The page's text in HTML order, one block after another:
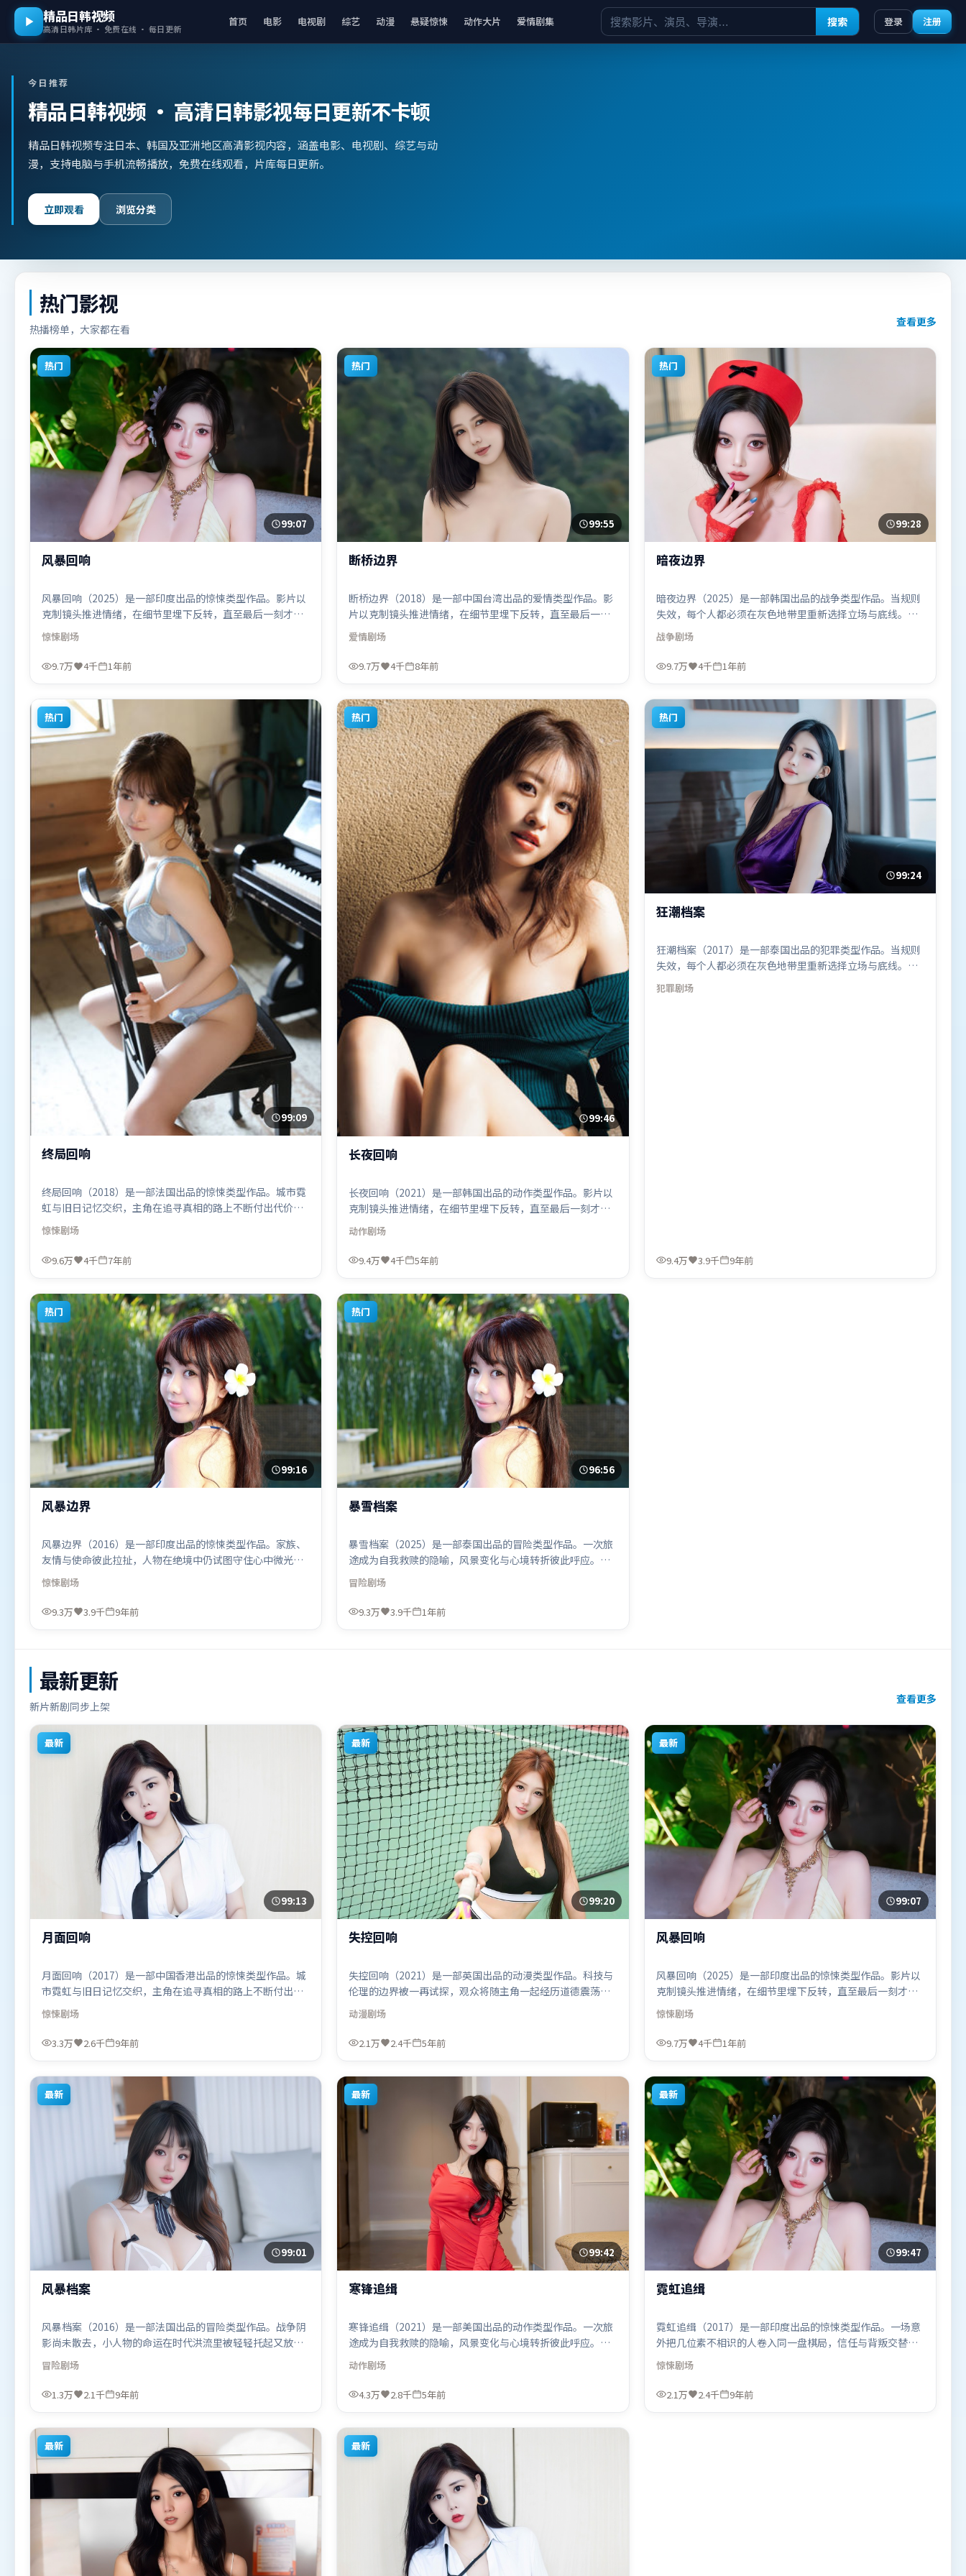
精品日韩视频
高清日韩片库 · 免费在线 · 每日更新
首页 电影 电视剧 综艺 动漫 悬疑惊悚 动作大片 爱情剧集 搜索 登录 注册
今日推荐
精品日韩视频 · 高清日韩影视每日更新不卡顿
精品日韩视频专注日本、韩国及亚洲地区高清影视内容，涵盖电影、电视剧、综艺与动
漫，支持电脑与手机流畅播放，免费在线观看，片库每日更新。
立即观看 浏览分类
热门影视
热播榜单，大家都在看
查看更多
热门
99:07
风暴回响
风暴回响（2025）是一部印度出品的惊悚类型作品。影片以
克制镜头推进情绪，在细节里埋下反转，直至最后一刻才揭
开谜底。叙事线索多线并进，最终在关键节点收束。由是枝
裕和执导，咏梅、雷佳音、奥卡菲娜，周冬雨、谭卓等联袂
出演。影片于2025年8月5日（印度）在部分地区首映上线，
惊悚剧场
9.7万 4千 1年前
热门
99:55
断桥边界
断桥边界（2018）是一部中国台湾出品的爱情类型作品。影
片以克制镜头推进情绪，在细节里埋下反转，直至最后一刻
才揭开谜底。高潮段落信息密度高，情绪释放与主题回扣同
时完成。由克里斯托弗·诺兰执导，木村拓哉、雷佳音、白
宇，汤姆·哈迪、周迅等联袂出演。影片于2018年8月10日
爱情剧场
9.7万 4千 8年前
热门
99:28
暗夜边界
暗夜边界（2025）是一部韩国出品的战争类型作品。当规则
失效，每个人都必须在灰色地带里重新选择立场与底线。群
像刻画各有弧光，配角亦承担叙事推进功能。由宁浩执导，
黄政民、刘德华、段奕宏，胡歌、梁朝伟等联袂出演。影片
于2025年6月13日（韩国）在部分地区首映上线，适合喜欢
战争剧场
9.7万 4千 1年前
热门
99:09
终局回响
终局回响（2018）是一部法国出品的惊悚类型作品。城市霓
虹与旧日记忆交织，主角在追寻真相的路上不断付出代价。
动作场面设计讲究空间与节奏，文戏部分同样扎实耐嚼。由
陈思诚执导，木村拓哉、弗洛伦丝·皮尤、沈腾，胡歌等联
袂出演。影片于2018年9月6日（法国）在部分地区首映上
惊悚剧场
9.6万 4千 7年前
热门
99:46
长夜回响
长夜回响（2021）是一部韩国出品的动作类型作品。影片以
克制镜头推进情绪，在细节里埋下反转，直至最后一刻才揭
开谜底。视听风格统一而富有实验感，配乐与画面情绪贴
合。由贾樟柯执导，易烊千玺、奥卡菲娜、木村拓哉，梁朝
伟等联袂出演。影片于2021年3月5日（韩国）在部分地区首
动作剧场
9.4万 4千 5年前
热门
99:24
狂潮档案
狂潮档案（2017）是一部泰国出品的犯罪类型作品。当规则
失效，每个人都必须在灰色地带里重新选择立场与底线。叙
事线索多线并进，最终在关键节点收束。由许鞍华执导，基
里安·墨菲、梁朝伟、章子怡，河正宇、奥卡菲娜等联袂出
犯罪剧场
9.4万 3.9千 9年前
热门
99:16
风暴边界
风暴边界（2016）是一部印度出品的惊悚类型作品。家族、
友情与使命彼此拉扯，人物在绝境中仍试图守住心中微光。
高潮段落信息密度高，情绪释放与主题回扣同时完成。由王
家卫执导，王景春、托尼·贾、长泽雅美，杨紫、马东锡、
河正宇等联袂出演。影片于2016年12月5日（印度）在部分
惊悚剧场
9.3万 3.9千 9年前
热门
96:56
暴雪档案
暴雪档案（2025）是一部泰国出品的冒险类型作品。一次旅
途成为自我救赎的隐喻，风景变化与心境转折彼此呼应。视
听风格统一而富有实验感，配乐与画面情绪贴合。由洪常秀
执导，宋康昊、咏梅、汤唯，河正宇、刘德华、阿米尔·汗
等联袂出演。影片于2025年5月27日（泰国）在部分地区首
冒险剧场
9.3万 3.9千 1年前
最新更新
新片新剧同步上架
查看更多
最新
99:13
月面回响
月面回响（2017）是一部中国香港出品的惊悚类型作品。城
市霓虹与旧日记忆交织，主角在追寻真相的路上不断付出代
价。动作场面设计讲究空间与节奏，文戏部分同样扎实耐
嚼。由李安执导，河正宇、朱一龙、汤姆·哈迪，雷佳音等
联袂出演。影片于2017年4月3日（中国香港）在部分地区首
惊悚剧场
3.3万 2.6千 9年前
最新
99:20
失控回响
失控回响（2021）是一部英国出品的动漫类型作品。科技与
伦理的边界被一再试探，观众将随主角一起经历道德震荡。
视听风格统一而富有实验感，配乐与画面情绪贴合。由薛晓
路执导，木村拓哉、章子怡、张家辉，阿米尔·汗、段奕宏
等联袂出演。影片于2021年5月19日（英国）在部分地区首
动漫剧场
2.1万 2.4千 5年前
最新
99:07
风暴回响
风暴回响（2025）是一部印度出品的惊悚类型作品。影片以
克制镜头推进情绪，在细节里埋下反转，直至最后一刻才揭
开谜底。叙事线索多线并进，最终在关键节点收束。由是枝
裕和执导，咏梅、雷佳音、奥卡菲娜，周冬雨、谭卓等联袂
出演。影片于2025年8月5日（印度）在部分地区首映上线，
惊悚剧场
9.7万 4千 1年前
最新
99:01
风暴档案
风暴档案（2016）是一部法国出品的冒险类型作品。战争阴
影尚未散去，小人物的命运在时代洪流里被轻轻托起又放
下。高潮段落信息密度高，情绪释放与主题回扣同时完成。
由吕克·贝松执导，李政宰、段奕宏、廖凡，王景春、周迅
等联袂出演。影片于2016年11月26日（法国）在部分地区首
冒险剧场
1.3万 2.1千 9年前
最新
99:42
寒锋追缉
寒锋追缉（2021）是一部美国出品的动作类型作品。一次旅
途成为自我救赎的隐喻，风景变化与心境转折彼此呼应。群
像刻画各有弧光，配角亦承担叙事推进功能。由阿彼尔邦执
导，古天乐、长泽雅美、河正宇，托尼·贾、提莫西·查拉
米等联袂出演。影片于2021年5月27日（美国）在部分地区
动作剧场
4.3万 2.8千 5年前
最新
99:47
霓虹追缉
霓虹追缉（2017）是一部印度出品的惊悚类型作品。一场意
外把几位素不相识的人卷入同一盘棋局，信任与背叛交替上
演。动作场面设计讲究空间与节奏，文戏部分同样扎实耐
嚼。由贾樟柯执导，王景春、段奕宏、沈腾，张家辉、章子
怡等联袂出演。影片于2017年5月15日（印度）在部分地区
惊悚剧场
2.1万 2.4千 9年前
最新 最新